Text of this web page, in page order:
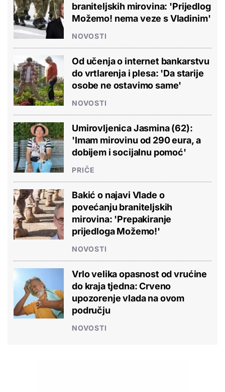
braniteljskih mirovina: 'Prijedlog
Možemo! nema veze s Vladinim'
NOVOSTI
Od učenja o internet bankarstvu
do vrtlarenja i plesa: 'Da starije
osobe ne ostavimo same'
NOVOSTI
Umirovljenica Jasmina (62):
'Imam mirovinu od 290 eura, a
dobijem i socijalnu pomoć'
PRIČE
Bakić o najavi Vlade o
povećanju braniteljskih
mirovina: 'Prepakiranje
prijedloga Možemo!'
NOVOSTI
Vrlo velika opasnost od vrućine
do kraja tjedna: Crveno
upozorenje vlada na ovom
području
NOVOSTI